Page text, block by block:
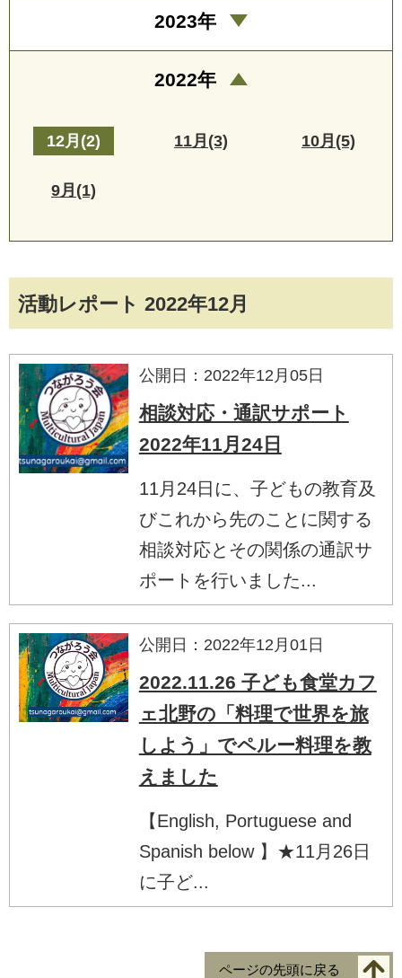
活動レポート 2022年12月
公開日：2022年12月05日
相談対応・通訳サポート
2022年11月24日
11月24日に、子どもの教育及
びこれから先のことに関する
相談対応とその関係の通訳サ
ポートを行いました...
公開日：2022年12月01日
2022.11.26 子ども食堂カフ
ェ北野の「料理で世界を旅
しよう」でペルー料理を教
えました
【English, Portuguese and
Spanish below 】★11月26日
に子ど...
2023年
2022年
12月(2) 11月(3) 10月(5)
9月(1)
ページの先頭に戻る